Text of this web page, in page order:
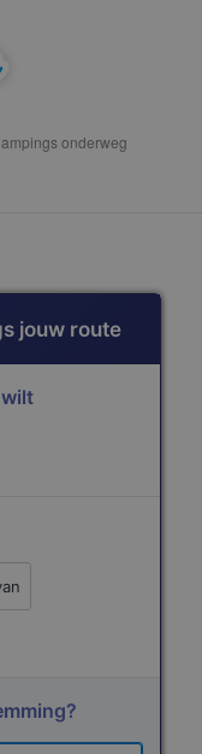
tussenstop
onderweg
jouw route
wilt